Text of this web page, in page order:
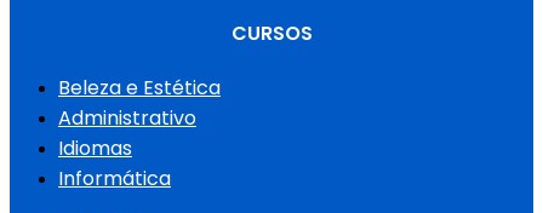
CURSOS
Beleza e Estética
Administrativo
Idiomas
Informática